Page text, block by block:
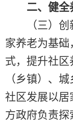
二、健全
（三）
家养老为基
式，提升社
（乡镇）、
社区发展以居
方政府负责